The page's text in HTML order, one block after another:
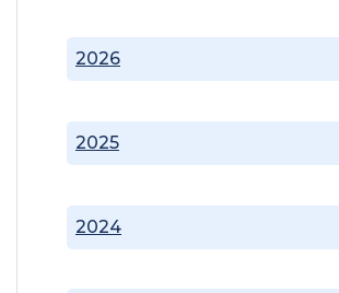
2024
2025
2026